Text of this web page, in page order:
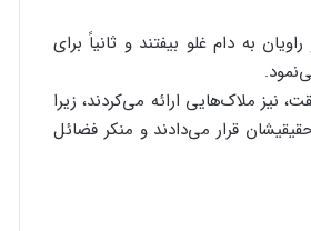
به دام غلو بیفتند و ثانیاً برای
نیز ملاک‌هایی ارائه می‌کردند، زیرا
قرار می‌دادند و منکر فضائل